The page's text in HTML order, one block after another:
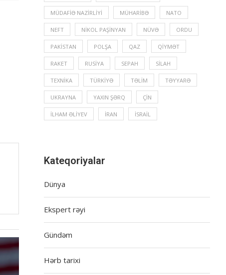
MÜDAFIƏ NAZIRLIYI MÜHARIBƏ NATO
NEFT NIKOL PAŞINYAN NÜVƏ ORDU
PAKISTAN POLŞA QAZ QIYMƏT
RAKET RUSIYA SEPAH SILAH
TEXNIKA TÜRKIYƏ TƏLIM TƏYYARƏ
UKRAYNA YAXIN ŞƏRQ ÇIN
İLHAM ƏLIYEV İRAN İSRAIL
Kateqoriyalar
Dünya
Ekspert rəyi
Gündəm
Hərb tarixi